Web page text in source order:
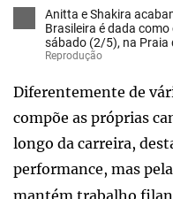
Anitta e Shakira
Brasileira é dada
sábado (2/5), na Praia
Reprodução
Diferentemente de
compõe as próprias
longo da carreira,
performance, mas
mantém trabalho